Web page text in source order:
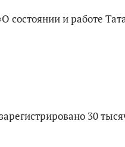
состоянии и работе
30